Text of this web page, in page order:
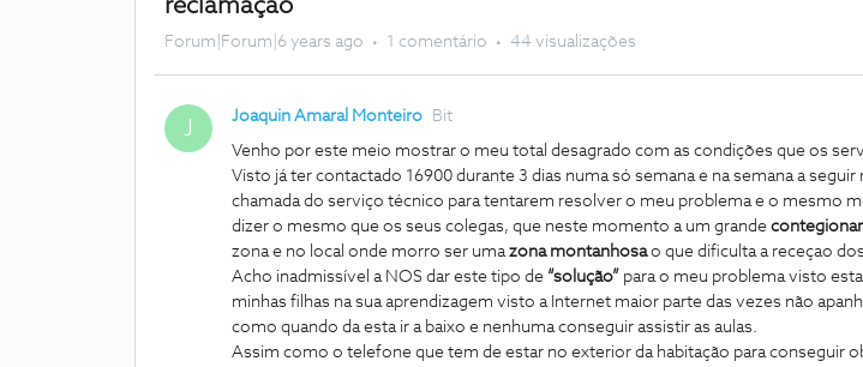
reclamação
Forum|Forum|6 years ago 1 comentário 44 visualizações
J Joaquin Amaral Monteiro Bit
Venho por este meio mostrar o meu total desagrado com as condições que os
Visto já ter contactado 16900 durante 3 dias numa só semana e na semana a seguir
chamada do serviço técnico para tentarem resolver o meu problema e o mesmo
dizer o mesmo que os seus colegas, que neste momento a um grande
zona e no local onde morro ser umazona montanhosao que dificulta a receçao
Acho inadmissível a NOS dar este tipo de “solução” para o meu problema visto
minhas filhas na sua aprendizagem visto a Internet maior parte das vezes não
como quando da esta ir a baixo e nenhuma conseguir assistir as aulas.
Assim como o telefone que tem de estar no exterior da habitação para conseguir